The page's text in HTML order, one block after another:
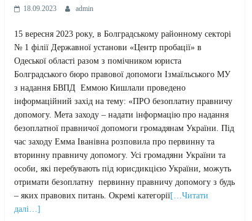
18.09.2023 admin
15 вересня 2023 року, в Болградському районному секторі
№ 1 філії Державної установи «Центр пробації» в
Одеської області разом з помічником юриста
Болградського бюро правової допомоги Ізмаїльського МУ
з надання БВПД Еммою Кишлали проведено
інформаційний захід на тему: «ПРО безоплатну правничу
допомогу. Мета заходу – надати інформацію про надання
безоплатної правничої допомоги громадянам України. Під
час заходу Емма Іванівна розповила про первинну та
вторинну правничу допомогу. Усі громадяни України та
особи, які перебувають під юрисдикцією України, можуть
отримати безоплатну первинну правничу допомогу з будь
– яких правових питань. Окремі категорії[…Читати
далі…]